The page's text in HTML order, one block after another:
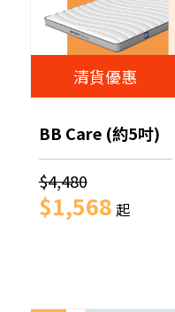
清貨優惠
BB Care (約5吋)
$4,480
$1,568 起